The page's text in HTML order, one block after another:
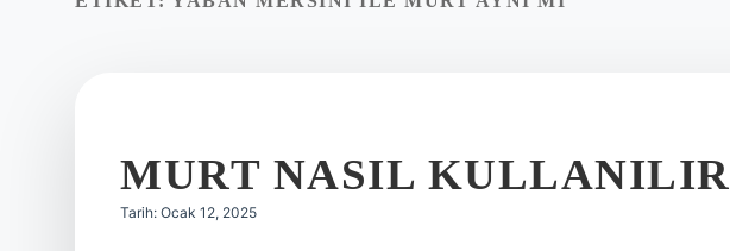
MURT NASIL KULLANILIR
Tarih: Ocak 12, 2025